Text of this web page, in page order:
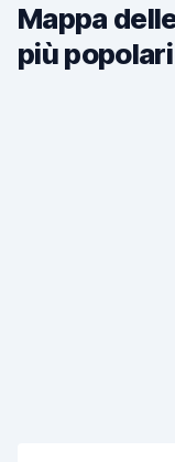
Mappa
più popolari